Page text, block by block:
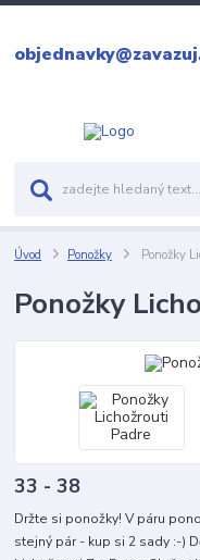
Úvod Ponožky Ponožky
Ponožky
33 - 38
Držte si ponožky! V páru
stejný pár - kup si 2 sady :-)